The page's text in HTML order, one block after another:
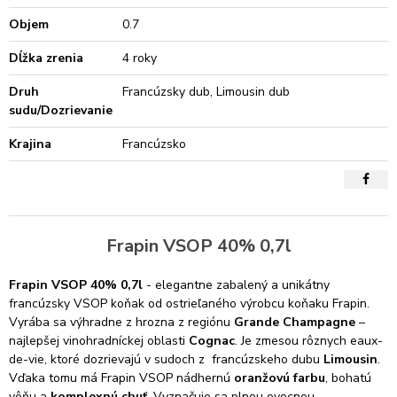
Objem
0.7
Dĺžka zrenia
4 roky
Druh
sudu/Dozrievanie
Francúzsky dub, Limousin dub
Krajina Francúzsko
Frapin VSOP 40% 0,7l
Frapin VSOP 40% 0,7l - elegantne zabalený a unikátny
francúzsky VSOP koňak od ostrieľaného výrobcu koňaku Frapin.
Vyrába sa výhradne z hrozna z regiónu Grande Champagne –
najlepšej vinohradníckej oblasti Cognac. Je zmesou rôznych eaux-
de-vie, ktoré dozrievajú v sudoch z francúzskeho dubu Limousin.
Vďaka tomu má Frapin VSOP nádhernú oranžovú farbu, bohatú